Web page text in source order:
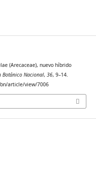
(Arecaceae), nuevo híbrido
Botánico Nacional, 36, 9–14.
article/view/7006